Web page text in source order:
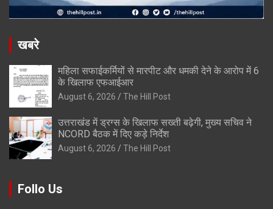
खबरे
महिला सफाईकर्मियों से मारपीट और धमकी देने के आरोप में 6
के खिलाफ एफआईआर
August 6, 2026 The Hill Post
उत्तराखंड में ड्रग्स के खिलाफ सख्ती बढ़ेगी, मुख्य सचिव ने
NCORD बैठक में दिए कड़े निर्देश
August 6, 2026 The Hill Post
Follo Us